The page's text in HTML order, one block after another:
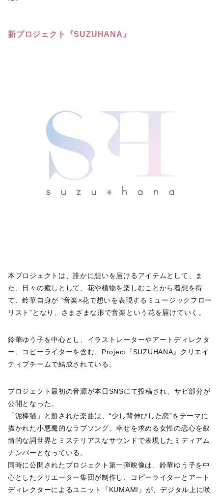
新プロジェクト『SUZUHANA』
本プロジェクトは、誰かに想いを届けるアイテムとして、ま
た、日々の癒しとして、花や植物を楽しむことから着想を得
て、鈴華自身が “音楽×花で想いを表現するミュージックフロー
リスト”となり、さまざまな形で音楽という花を届けていく。
鈴華ゆう子を中心とし、イラストレーターやアートディレクタ
ー、コピーライターを含む、Project『SUZUHANA』クリエイ
ティブチームで結成されている。
プロジェクト最初の音源が本日SNSにて投稿され、サビ部分が
公開となった。
「泥棒猫」と題された楽曲は、“少し背伸びした恋”をテーマに
描かれた小悪魔的なラブソング。幸せを求める女性の恋心を叙
情的な詞世界とミステリアスなサウンドで表現したミディアム
ナンバーとなっている。
同時に公開されたプロジェクト第一弾映像は、鈴華ゆう子を中
心としたクリエーター集団が制作し、コピーライターとアート
ディレクターによるユニット『KUMAMI』が、デジタル上に咲